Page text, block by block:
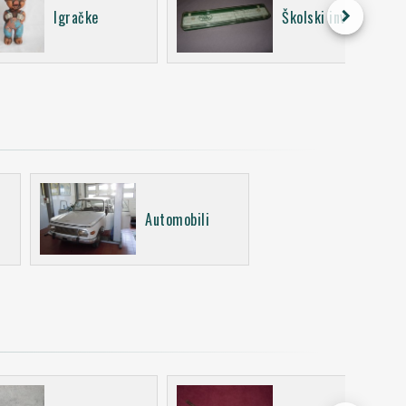
Igračke Školski inventar
keyboard_arrow_right
Automobili